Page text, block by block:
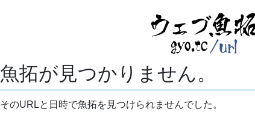
魚拓が見つかりません。
そのURLと日時で魚拓を見つけられませんでした。